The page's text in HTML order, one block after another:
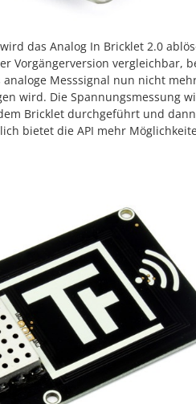
das Analog In Bricklet 2.0
Vorgängerversion vergleichbar,
analoge Messsignal nun nicht
wird. Die Spannungsmessung
Bricklet durchgeführt und dann
bietet die API mehr